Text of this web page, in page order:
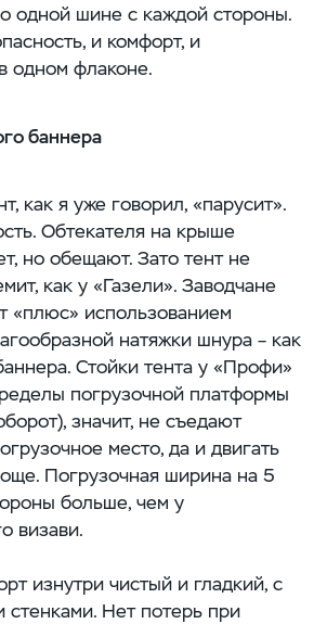
одной шине с каждой стороны.
и комфорт, и
одном флаконе.
баннера
как я уже говорил, «парусит».
Обтекателя на крыше
но обещают. Зато тент не
как у «Газели». Заводчане
«плюс» использованием
натяжки шнура – как
Стойки тента у «Профи»
погрузочной платформы
значит, не съедают
место, да и двигать
Погрузочная ширина на 5
больше, чем у
визави.
изнутри чистый и гладкий, с
стенками. Нет потерь при